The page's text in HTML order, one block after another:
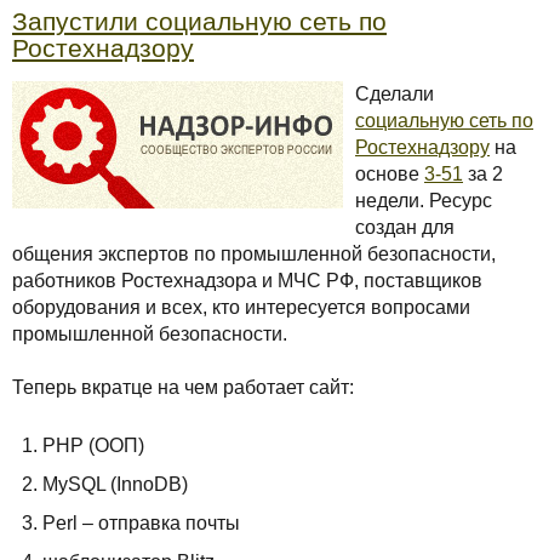
Запустили социальную сеть по
Ростехнадзору
Сделали
социальную сеть по
Ростехнадзору на
основе 3-51 за 2
недели. Ресурс
создан для
общения экспертов по промышленной безопасности,
работников Ростехнадзора и МЧС РФ, поставщиков
оборудования и всех, кто интересуется вопросами
промышленной безопасности.
Теперь вкратце на чем работает сайт:
PHP (ООП)
MySQL (InnoDB)
Perl – отправка почты